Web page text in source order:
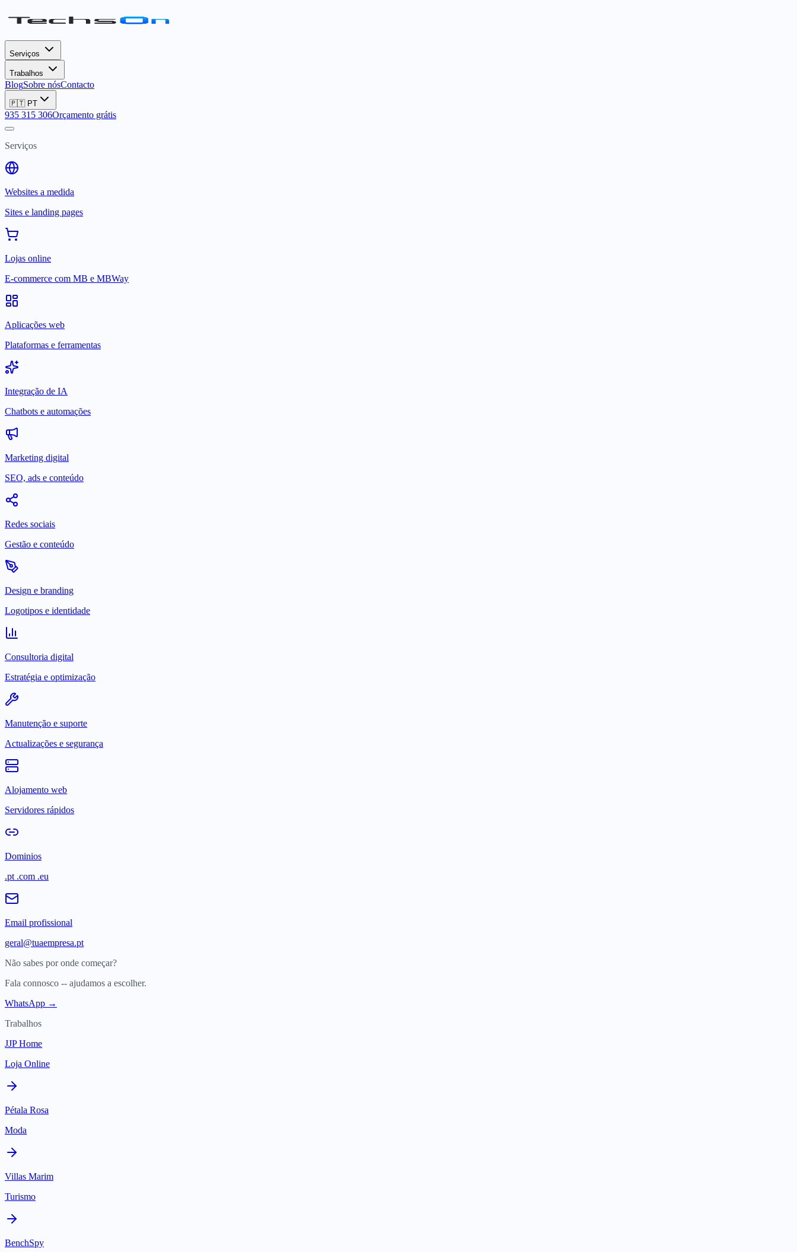
Serviços
Trabalhos
BlogSobre nósContacto
🇵🇹 PT
935 315 306Orçamento grátis
Serviços
Websites a medida
Sites e landing pages
Lojas online
E-commerce com MB e MBWay
Aplicações web
Plataformas e ferramentas
Integração de IA
Chatbots e automações
Marketing digital
SEO, ads e conteúdo
Redes sociais
Gestão e conteúdo
Design e branding
Logotipos e identidade
Consultoria digital
Estratégia e optimização
Manutenção e suporte
Actualizações e segurança
Alojamento web
Servidores rápidos
Dominios
.pt .com .eu
Email profissional
geral@tuaempresa.pt
Não sabes por onde começar?
Fala connosco -- ajudamos a escolher.
WhatsApp →
Trabalhos
JJP Home
Loja Online
Pétala Rosa
Moda
Villas Marim
Turismo
BenchSpy